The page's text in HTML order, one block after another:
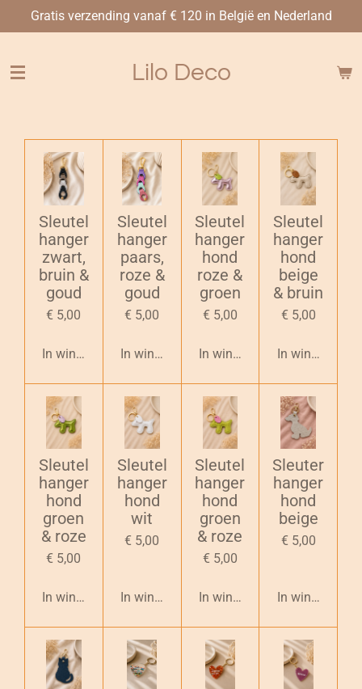
direct
de
Gratis verzending vanaf € 120 in België en Nederland
Lilo Deco
Sleutel
hanger
zwart,
bruin &
goud
€ 5,00
In winkelwagen
Sleutel
hanger
paars,
roze &
goud
€ 5,00
In winkelwagen
Sleutel
hanger
hond
roze &
groen
€ 5,00
In winkelwagen
Sleutel
hanger
hond
beige
& bruin
€ 5,00
In
Sleutel
hanger
hond
groen
& roze
€ 5,00
In winkelwagen
Sleutel
hanger
hond
wit
€ 5,00
In winkelwagen
Sleutel
hanger
hond
groen
& roze
€ 5,00
In winkelwagen
Sleuter
hanger
hond
beige
€ 5,00
In